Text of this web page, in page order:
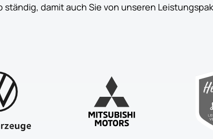
ständig, damit auch Sie von unseren